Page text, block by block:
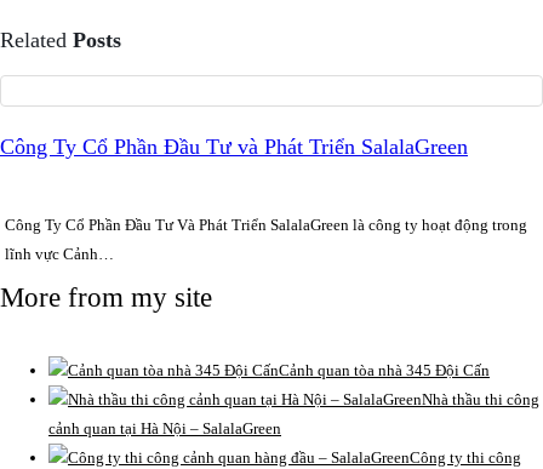
Related Posts
Công Ty Cổ Phần Đầu Tư và Phát Triển SalalaGreen
Công Ty Cổ Phần Đầu Tư Và Phát Triển SalalaGreen là công ty hoạt động trong
lĩnh vực Cảnh…
More from my site
Cảnh quan tòa nhà 345 Đội Cấn
Nhà thầu thi công
cảnh quan tại Hà Nội – SalalaGreen
Công ty thi công